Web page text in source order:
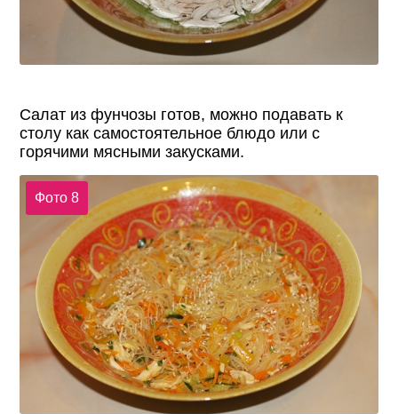
Салат из фунчозы готов, можно подавать к
столу как самостоятельное блюдо или с
горячими мясными закусками.
Фото 8